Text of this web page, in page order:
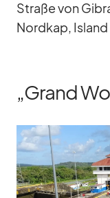
Straße von
Nord­kap,
„Grand